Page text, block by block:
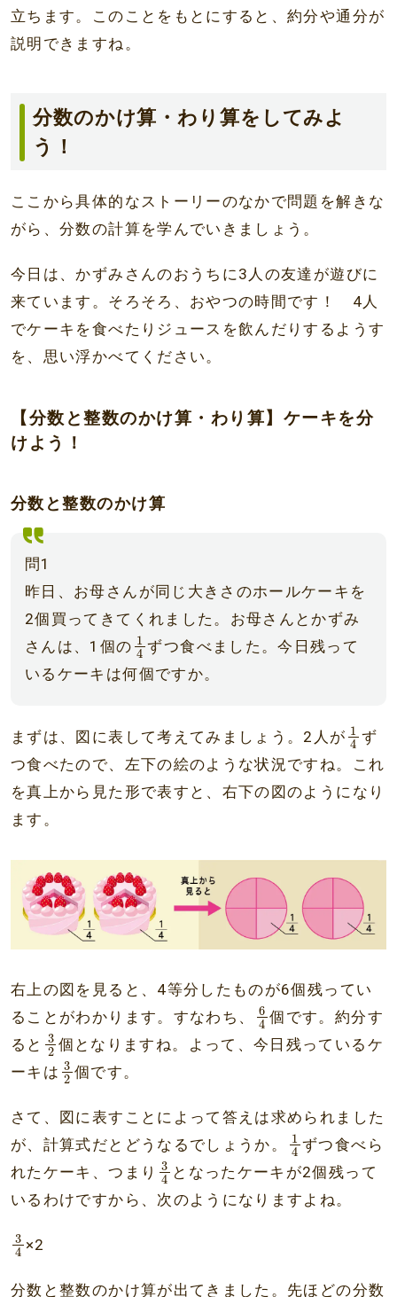
立ちます。このことをもとにすると、約分や通分が
説明できますね。
分数のかけ算・わり算をしてみよ
う！
ここから具体的なストーリーのなかで問題を解きな
がら、分数の計算を学んでいきましょう。
今日は、かずみさんのおうちに3人の友達が遊びに
来ています。そろそろ、おやつの時間です！ 4人
でケーキを食べたりジュースを飲んだりするようす
を、思い浮かべてください。
【分数と整数のかけ算・わり算】ケーキを分
けよう！
分数と整数のかけ算
問1
昨日、お母さんが同じ大きさのホールケーキを
2個買ってきてくれました。お母さんとかずみ
さんは、1個の 1
4
1 4
ずつ食べました。今日残って
いるケーキは何個ですか。
まずは、図に表して考えてみましょう。2人が 1
4
1 4
ず
つ食べたので、左下の絵のような状況ですね。これ
を真上から見た形で表すと、右下の図のようになり
ます。
右上の図を見ると、4等分したものが6個残ってい
ることがわかります。すなわち、
6
4
6 4
個です。約分す
ると 3
2
3 2
個となりますね。よって、今日残っているケ
ーキは 3
2
3 2
個です。
さて、図に表すことによって答えは求められました
が、計算式だとどうなるでしょうか。
1
4
1 4
ずつ食べら
れたケーキ、つまり 3
4
3 4
となったケーキが2個残って
いるわけですから、次のようになりますよね。
3
4
3 ×2
分数と整数のかけ算が出てきました。先ほどの分数